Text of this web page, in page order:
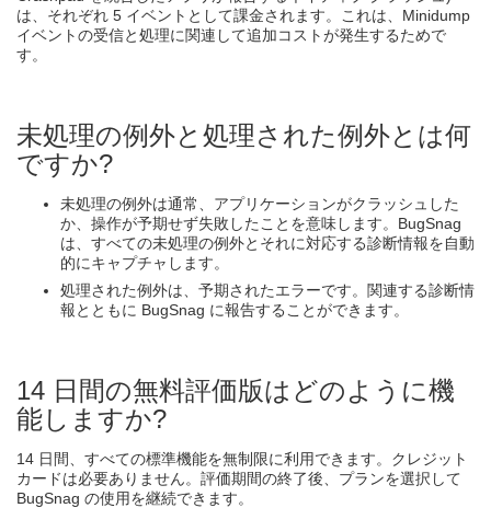
は、それぞれ 5 イベントとして課金されます。これは、Minidump
イベントの受信と処理に関連して追加コストが発生するためで
す。
未処理の例外と処理された例外とは何
ですか?
未処理の例外は通常、アプリケーションがクラッシュした
か、操作が予期せず失敗したことを意味します。BugSnag
は、すべての未処理の例外とそれに対応する診断情報を自動
的にキャプチャします。
処理された例外は、予期されたエラーです。関連する診断情
報とともに BugSnag に報告することができます。
14 日間の無料評価版はどのように機
能しますか?
14 日間、すべての標準機能を無制限に利用できます。クレジット
カードは必要ありません。評価期間の終了後、プランを選択して
BugSnag の使用を継続できます。